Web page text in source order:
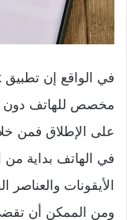
مخصص للهاتف دون
على الإطلاق فمن
في الهاتف بداية
الأيقونات
ومن الممكن أن